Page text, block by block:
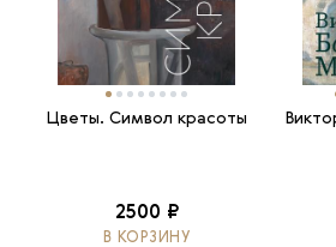
Цветы. Символ красоты
2500 ₽
В КОРЗИНУ